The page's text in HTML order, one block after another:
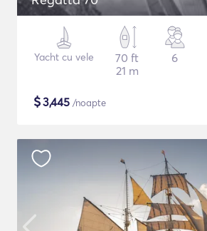
Yacht cu vele
70 ft
21 m
6
$3,445 /noapte